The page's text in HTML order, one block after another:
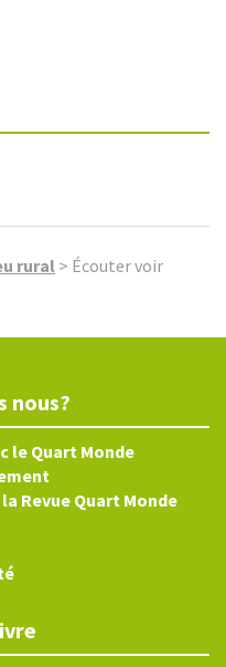
rural > Écouter voir
nous?
le Quart Monde
Revue Quart Monde